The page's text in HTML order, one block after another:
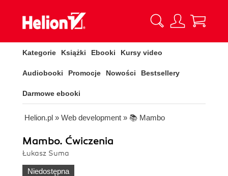
Kategorie Książki Ebooki Kursy video
Audiobooki Promocje Nowości Bestsellery
Darmowe ebooki
Helion.pl » Web development » 📚 Mambo
Mambo. Ćwiczenia
Łukasz Suma
Niedostępna